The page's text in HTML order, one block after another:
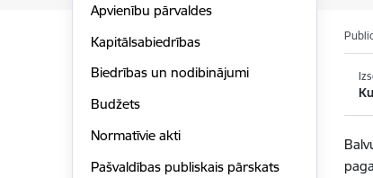
Apvienību pārvaldes
Kapitālsabiedrības
Biedrības un nodibinājumi
Budžets
Normatīvie akti
Pašvaldības publiskais pārskats